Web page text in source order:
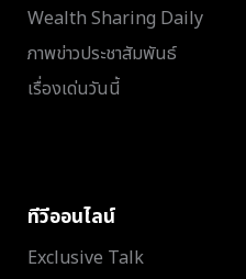
Wealth Sharing Daily
ภาพข่าวประชาสัมพันธ์
เรื่องเด่นวันนี้
ทีวีออนไลน์
Exclusive Talk